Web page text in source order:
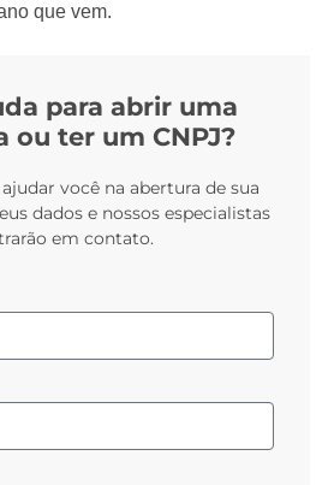
que vem.
para abrir uma
ou ter um CNPJ?
você na abertura de sua
dados e nossos especialistas
em contato.